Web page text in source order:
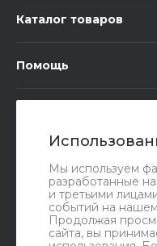
Мы используем
разработанные
и третьими
событий на
Продолжая
сайта, вы
Каталог товаров
Помощь